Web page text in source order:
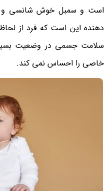
است و سمبل خوش شانسی و
دهنده این است که فرد از
سلامت جسمی در وضعیت
خاصی را احساس نمی کند.